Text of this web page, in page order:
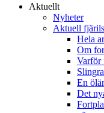
Aktuellt
Nyheter
Aktuell
Hela
Om
Varför
En
Det